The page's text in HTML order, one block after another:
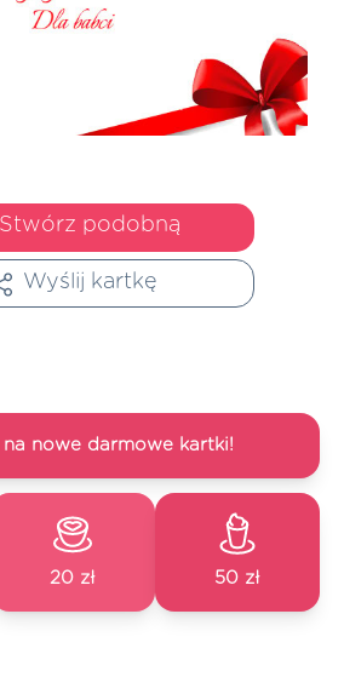
Stwórz podobną
Wyślij kartkę
nowe darmowe kartki!
20 zł 50 zł